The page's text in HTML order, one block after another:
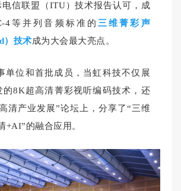
电信联盟（ITU）技术报告认可，成
4等并列音频标准的 三维菁彩声
）技术成为大会最大亮点。
单位和首批成员，当虹科技不仅展
的8K超高清菁彩视听编码技术，还
清产业发展”论坛上，分享了“三维
+AI”的融合应用。